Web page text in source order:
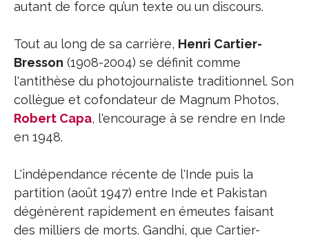
autant de force qu’un texte ou un discours.
Tout au long de sa carrière, Henri Cartier-
Bresson (1908-2004) se définit comme
l'antithèse du photojournaliste traditionnel. Son
collègue et cofondateur de Magnum Photos,
Robert Capa, l'encourage à se rendre en Inde
en 1948.
L'indépendance récente de l'Inde puis la
partition (août 1947) entre Inde et Pakistan
dégénèrent rapidement en émeutes faisant
des milliers de morts. Gandhi, que Cartier-